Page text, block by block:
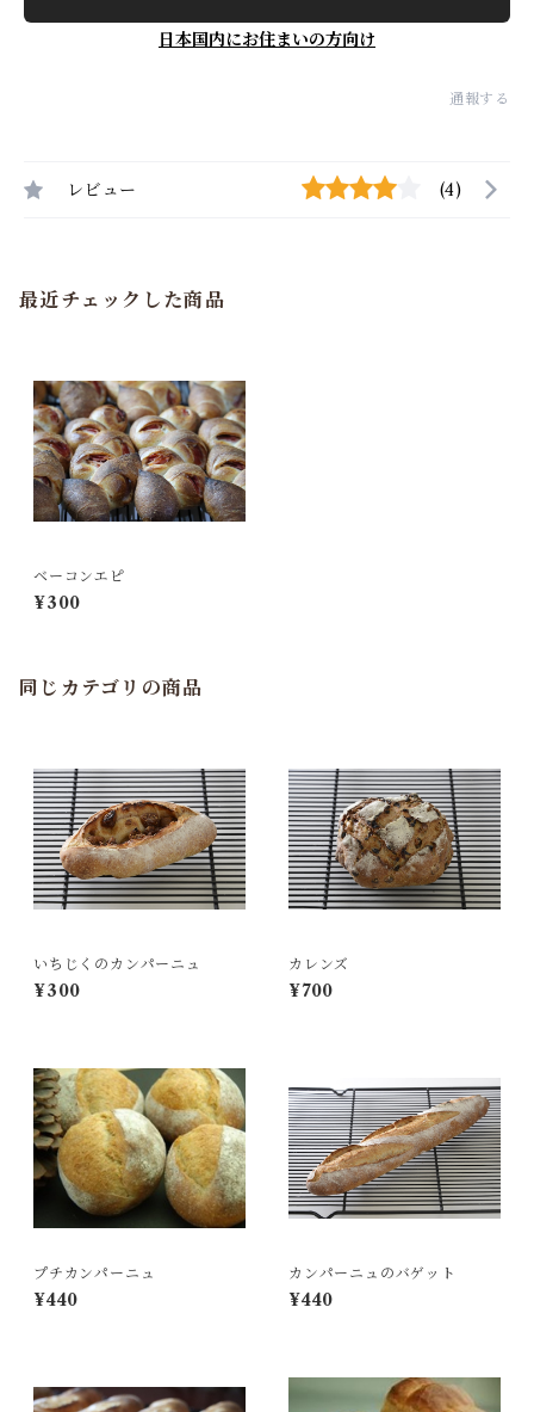
日本国内にお住まいの方向け
通報する
レビュー (4)
最近チェックした商品
ベーコンエピ
¥300
同じカテゴリの商品
いちじくのカンパーニュ
¥300
カレンズ
¥700
プチカンパーニュ
¥440
カンパーニュのバゲット
¥440